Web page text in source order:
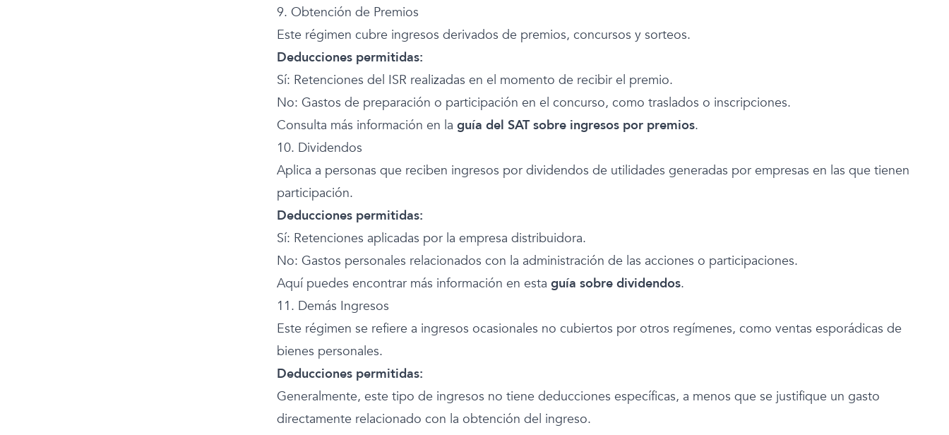
9. Obtención de Premios
Este régimen cubre ingresos derivados de premios, concursos y sorteos.
Deducciones permitidas:
Sí: Retenciones del ISR realizadas en el momento de recibir el premio.
No: Gastos de preparación o participación en el concurso, como traslados o inscripciones.
Consulta más información en la guía del SAT sobre ingresos por premios.
10. Dividendos
Aplica a personas que reciben ingresos por dividendos de utilidades generadas por empresas en las que tienen
participación.
Deducciones permitidas:
Sí: Retenciones aplicadas por la empresa distribuidora.
No: Gastos personales relacionados con la administración de las acciones o participaciones.
Aquí puedes encontrar más información en esta guía sobre dividendos.
11. Demás Ingresos
Este régimen se refiere a ingresos ocasionales no cubiertos por otros regímenes, como ventas esporádicas de
bienes personales.
Deducciones permitidas:
Generalmente, este tipo de ingresos no tiene deducciones específicas, a menos que se justifique un gasto
directamente relacionado con la obtención del ingreso.